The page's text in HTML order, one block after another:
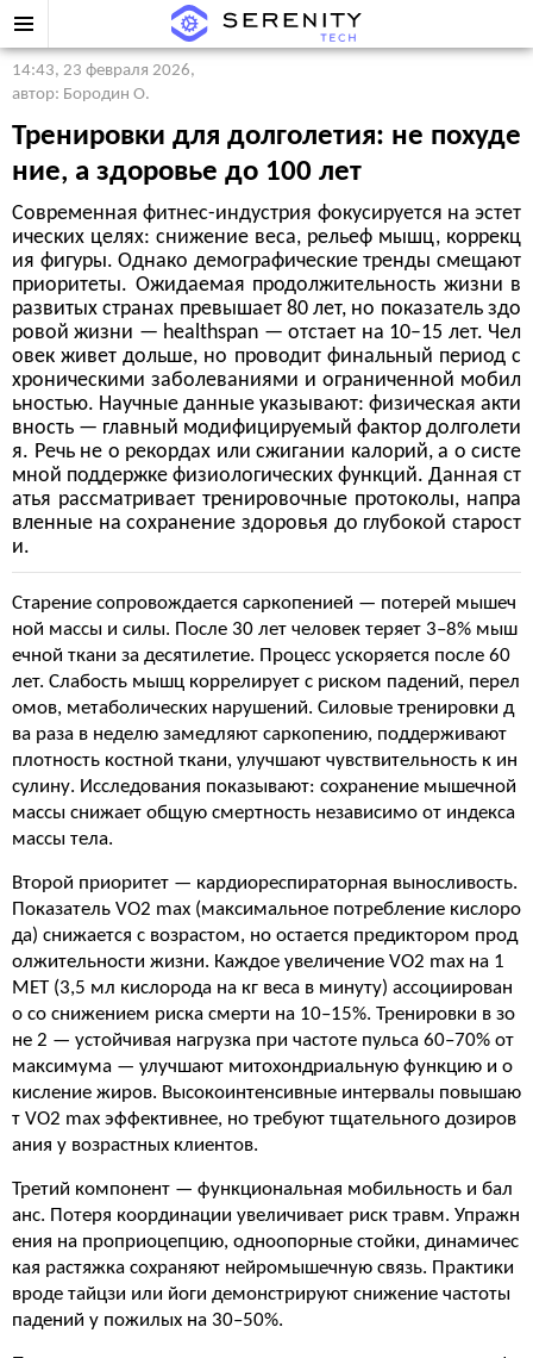
14:43, 23 февраля 2026,
автор: Бородин О.
Тренировки для долголетия: не похуде
ние, а здоровье до 100 лет
Современная фитнес-индустрия фокусируется на эстет
ических целях: снижение веса, рельеф мышц, коррекц
ия фигуры. Однако демографические тренды смещают
приоритеты. Ожидаемая продолжительность жизни в
развитых странах превышает 80 лет, но показатель здо
ровой жизни — healthspan — отстает на 10–15 лет. Чел
овек живет дольше, но проводит финальный период с
хроническими заболеваниями и ограниченной мобил
ьностью. Научные данные указывают: физическая акти
вность — главный модифицируемый фактор долголети
я. Речь не о рекордах или сжигании калорий, а о систе
мной поддержке физиологических функций. Данная ст
атья рассматривает тренировочные протоколы, напра
вленные на сохранение здоровья до глубокой старост
и.
Старение сопровождается саркопенией — потерей мышеч
ной массы и силы. После 30 лет человек теряет 3–8% мыш
ечной ткани за десятилетие. Процесс ускоряется после 60
лет. Слабость мышц коррелирует с риском падений, перел
омов, метаболических нарушений. Силовые тренировки д
ва раза в неделю замедляют саркопению, поддерживают
плотность костной ткани, улучшают чувствительность к ин
сулину. Исследования показывают: сохранение мышечной
массы снижает общую смертность независимо от индекса
массы тела.
Второй приоритет — кардиореспираторная выносливость.
Показатель VO2 max (максимальное потребление кислоро
да) снижается с возрастом, но остается предиктором прод
олжительности жизни. Каждое увеличение VO2 max на 1
MET (3,5 мл кислорода на кг веса в минуту) ассоциирован
о со снижением риска смерти на 10–15%. Тренировки в зо
не 2 — устойчивая нагрузка при частоте пульса 60–70% от
максимума — улучшают митохондриальную функцию и о
кисление жиров. Высокоинтенсивные интервалы повышаю
т VO2 max эффективнее, но требуют тщательного дозиров
ания у возрастных клиентов.
Третий компонент — функциональная мобильность и бал
анс. Потеря координации увеличивает риск травм. Упражн
ения на проприоцепцию, одноопорные стойки, динамичес
кая растяжка сохраняют нейромышечную связь. Практики
вроде тайцзи или йоги демонстрируют снижение частоты
падений у пожилых на 30–50%.